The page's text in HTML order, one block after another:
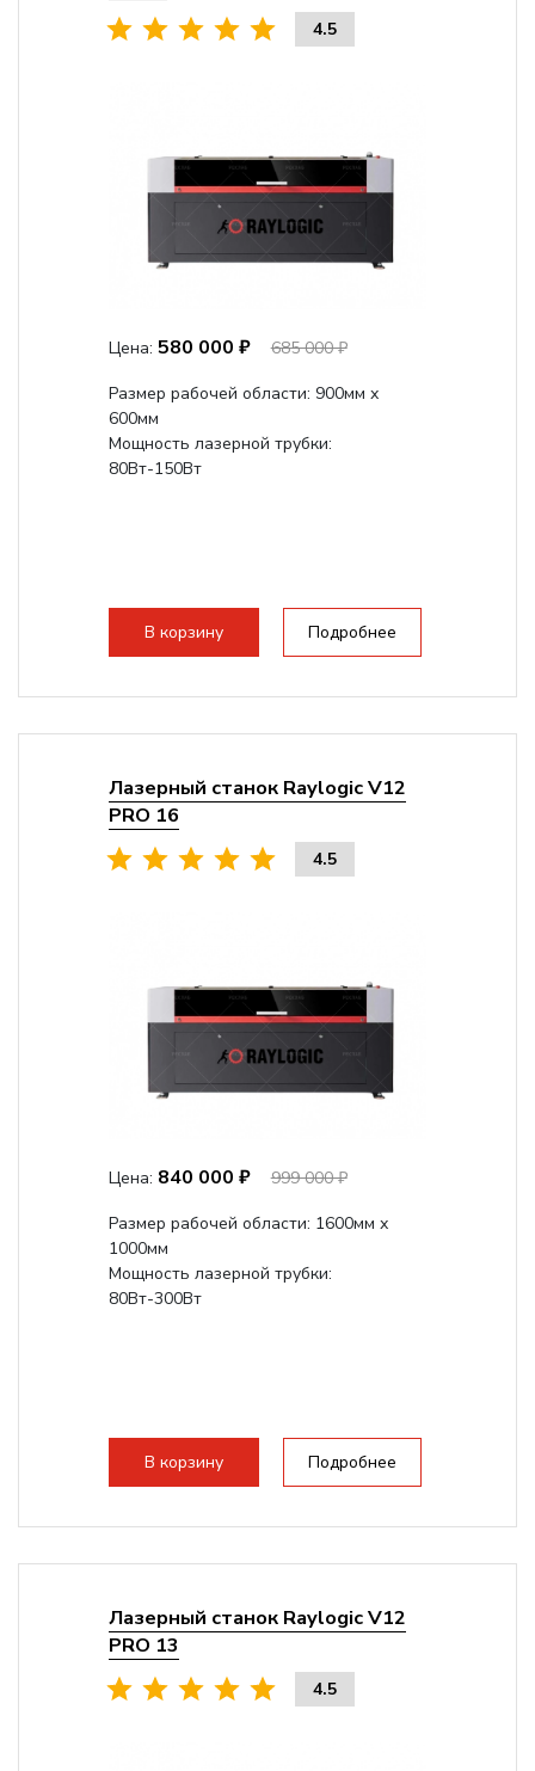
4.5
Цена: 580 000 ₽
685 000 ₽
Размер рабочей области: 900мм х
600мм
Мощность лазерной трубки:
80Вт-150Вт
В корзину Подробнее
Лазерный станок Raylogic V12
PRO 16
4.5
Цена: 840 000 ₽
999 000 ₽
Размер рабочей области: 1600мм х
1000мм
Мощность лазерной трубки:
80Вт-300Вт
В корзину Подробнее
Лазерный станок Raylogic V12
PRO 13
4.5